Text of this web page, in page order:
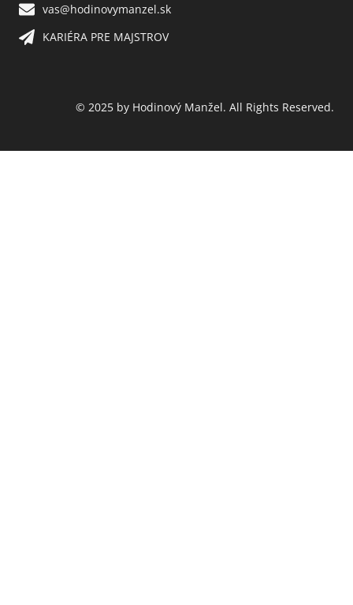
vas@hodinovymanzel.sk​
KARIÉRA PRE MAJSTROV​
© 2025 by Hodinový Manžel. All Rights Reserved.